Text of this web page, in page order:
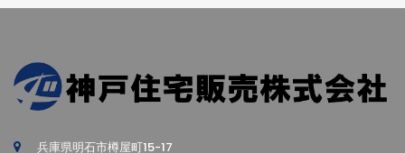
兵庫県明石市樽屋町15-17